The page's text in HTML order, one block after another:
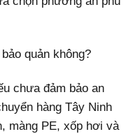
quản không?
chưa đảm bảo an
hàng Tây Ninh
màng PE, xốp hơi và